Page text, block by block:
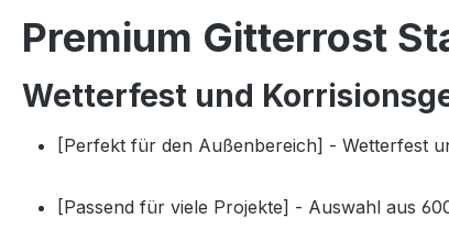
Premium Gitterrost
Wetterfest und
[Perfekt für den Außenbereich] - Wetterfest
[Passend für viele Projekte] - Auswahl aus